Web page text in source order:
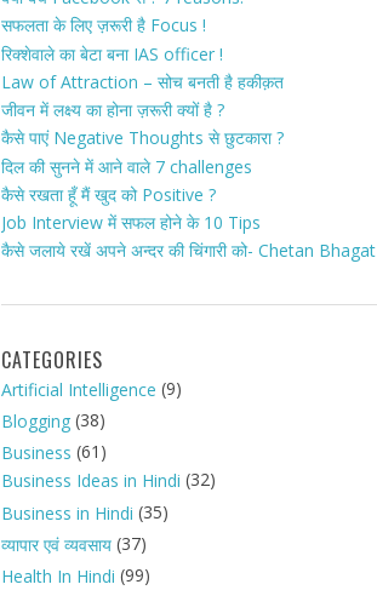
सफलता के लिए ज़रूरी है Focus !
रिक्शेवाले का बेटा बना IAS officer !
Law of Attraction – सोच बनती है हकीक़त
जीवन में लक्ष्य का होना ज़रूरी क्यों है ?
कैसे पाएं Negative Thoughts से छुटकारा ?
दिल की सुनने में आने वाले 7 challenges
कैसे रखता हूँ मैं खुद को Positive ?
Job Interview में सफल होने के 10 Tips
कैसे जलाये रखें अपने अन्दर की चिंगारी को- Chetan Bhagat
CATEGORIES
Artificial Intelligence (9)
Blogging(38)
Business (61)
Business Ideas in Hindi (32)
Business in Hindi (35)
व्यापार एवं व्यवसाय(37)
Health In Hindi (99)